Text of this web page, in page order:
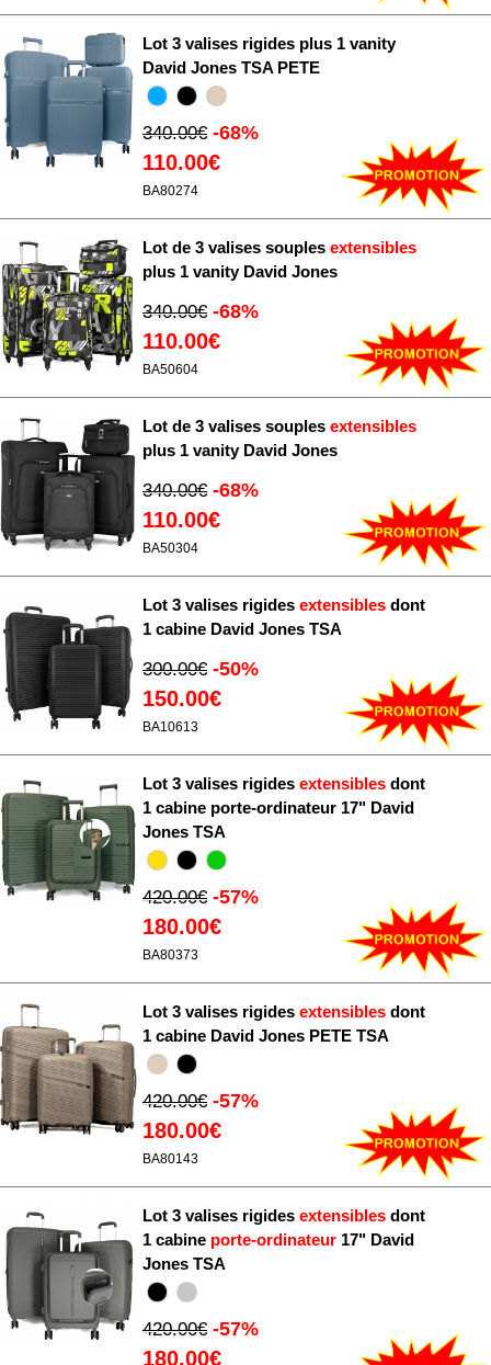
Lot 3 valises rigides plus 1 vanity
David Jones TSA PETE
340.00€ -68%
110.00€
BA80274
Lot de 3 valises souples extensibles
plus 1 vanity David Jones
340.00€ -68%
110.00€
BA50604
Lot de 3 valises souples extensibles
plus 1 vanity David Jones
340.00€ -68%
110.00€
BA50304
Lot 3 valises rigides extensibles dont
1 cabine David Jones TSA
300.00€ -50%
150.00€
BA10613
Lot 3 valises rigides extensibles dont
1 cabine porte-ordinateur 17" David
Jones TSA
420.00€ -57%
180.00€
BA80373
Lot 3 valises rigides extensibles dont
1 cabine David Jones PETE TSA
420.00€ -57%
180.00€
BA80143
Lot 3 valises rigides extensibles dont
1 cabine porte-ordinateur 17" David
Jones TSA
420.00€ -57%
180.00€